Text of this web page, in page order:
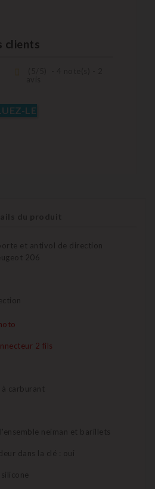
clients
LE
et antivol de direction
206
2 fils
carburant
neiman et barillets
dans la clé : oui